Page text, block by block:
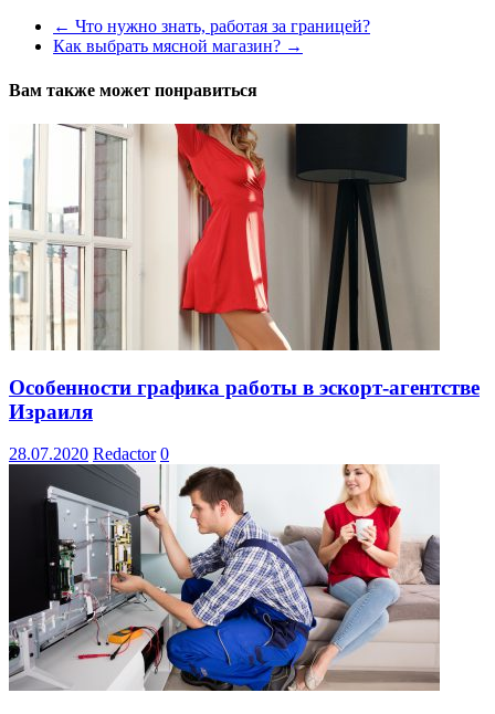
← Что нужно знать, работая за границей?
Как выбрать мясной магазин? →
Вам также может понравиться
Особенности графика работы в эскорт-агентстве
Израиля
28.07.2020 Redactor 0